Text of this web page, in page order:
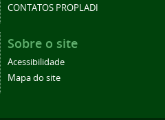
CONTATOS PROPLADI
Sobre o site
Acessibilidade
Mapa do site